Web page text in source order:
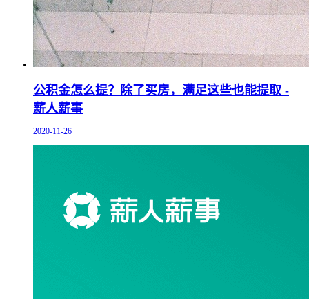
公积金怎么提？除了买房，满足这些也能提取 -
薪人薪事
2020-11-26